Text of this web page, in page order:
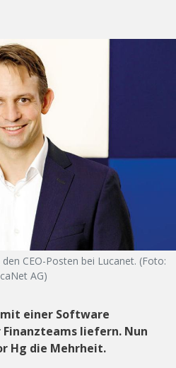
CEO-Posten bei Lucanet. (Foto:
AG)
einer Software
liefern. Nun
Hg die Mehrheit.